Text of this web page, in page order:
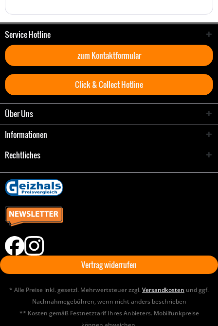
Service Hotline
zum Kontaktformular
Click & Collect Hotline
Über Uns
Informationen
Rechtliches
Vertrag widerrufen
* Alle Preise inkl. gesetzl. Mehrwertsteuer zzgl.Versandkosten und ggf.
Nachnahmegebühren, wenn nicht anders beschrieben
** Kosten gemäß Festnetztarif Ihres Anbieters. Mobilfunkpreise